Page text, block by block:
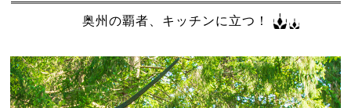
奥州の覇者、キッチンに立つ！